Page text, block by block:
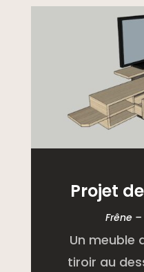
Projet
Frêne
Un meuble
tiroir au